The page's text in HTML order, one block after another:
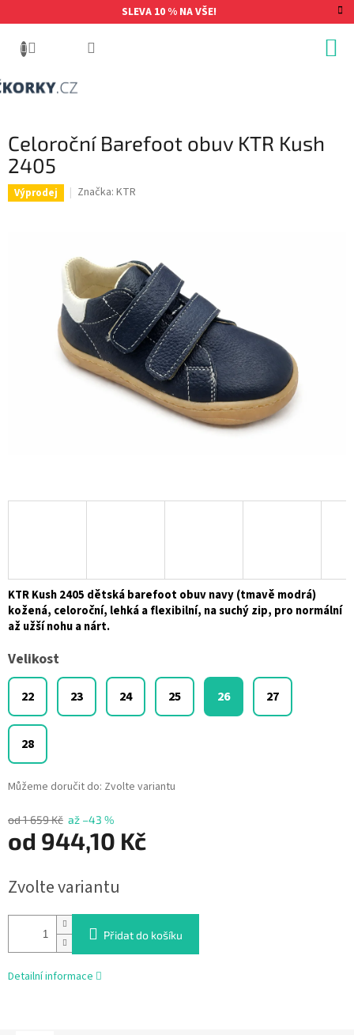
na
SLEVA 10 % NA VŠE!
Celoroční Barefoot obuv KTR Kush
2405
Výprodej Značka: KTR
od 1 659 Kč až –43 %
od 944,10 Kč
cena:
Zvolte variantu
Velikost
22 23 24 25 26 27
28
Můžeme doručit do: Zvolte variantu
Přidat do košíku
KTR Kush 2405 dětská barefoot obuv navy (tmavě modrá)
kožená, celoroční, lehká a flexibilní, na suchý zip, pro normální
až užší nohu a nárt.
Detailní informace